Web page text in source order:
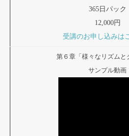
365日パック
12,000円
受講のお申し込みは
第６章「様々なリズムと
サンプル動画